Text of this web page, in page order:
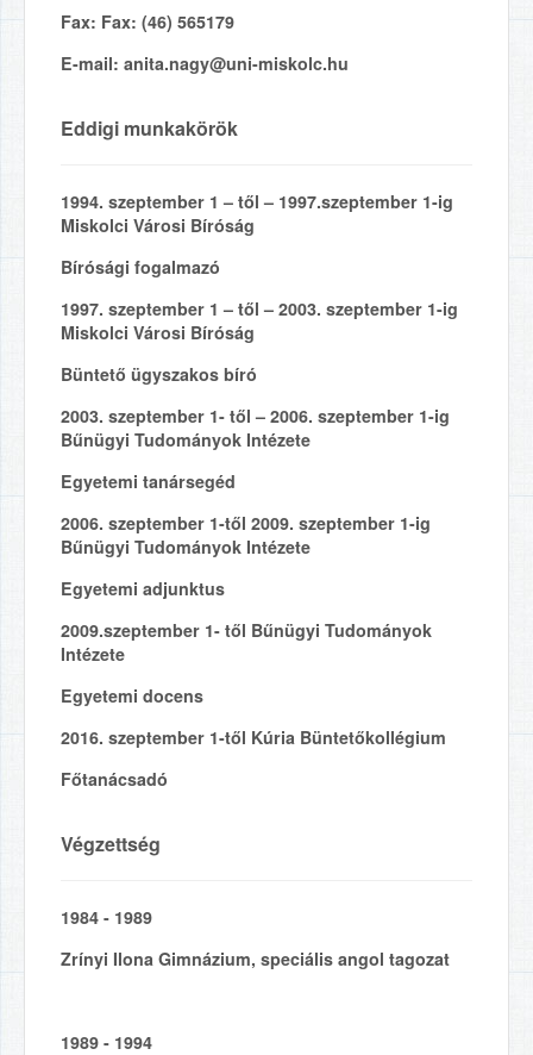
Fax: Fax: (46) 565179
E-mail: anita.nagy@uni-miskolc.hu
Eddigi munkakörök
1994. szeptember 1 – től – 1997.szeptember 1-ig
Miskolci Városi Bíróság
Bírósági fogalmazó
1997. szeptember 1 – től – 2003. szeptember 1-ig
Miskolci Városi Bíróság
Büntető ügyszakos bíró
2003. szeptember 1- től – 2006. szeptember 1-ig
Bűnügyi Tudományok Intézete
Egyetemi tanársegéd
2006. szeptember 1-től 2009. szeptember 1-ig
Bűnügyi Tudományok Intézete
Egyetemi adjunktus
2009.szeptember 1- től Bűnügyi Tudományok
Intézete
Egyetemi docens
2016. szeptember 1-től Kúria Büntetőkollégium
Főtanácsadó
Végzettség
1984 - 1989
Zrínyi Ilona Gimnázium, speciális angol tagozat
1989 - 1994